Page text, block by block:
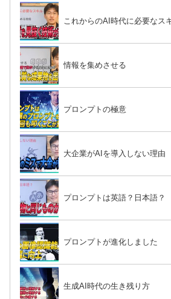
これからのAI時代に必要なス
情報を集めさせる
プロンプトの極意
大企業がAIを導入しない理由
プロンプトは英語？日本語？
プロンプトが進化しました
生成AI時代の生き残り方